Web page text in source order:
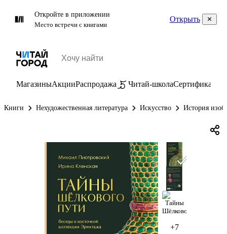
Откройте в приложении
Место встречи с книгами
Открыть
МагазиныАкцииРаспродажа Читай-школаСертификаты
Книги Нехудожественная литература Искусство История
+7